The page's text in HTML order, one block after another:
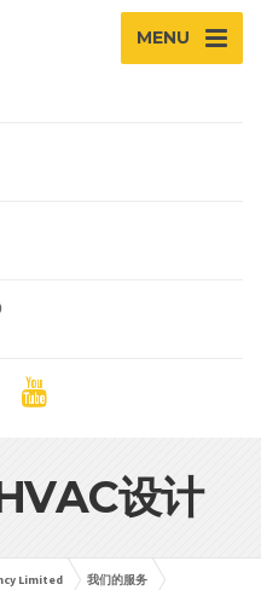
MENU
设计
Limited 我们的服务